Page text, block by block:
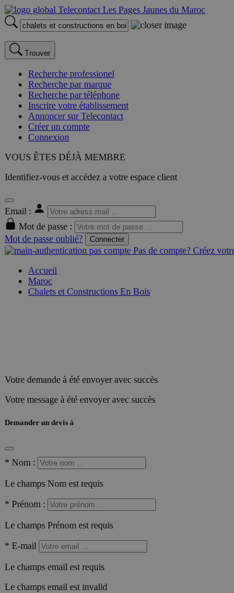
Trouver
Recherche professionel
Recherche par marque
Recherche par téléphone
Inscrire votre établissement
Annoncer sur Telecontact
Créer un compte
Connexion
VOUS ÊTES DÉJÀ MEMBRE
Identifiez-vous et accédez a votre espace client
Email :
Mot de passe :
Mot de passe oublié?
Connecter
Pas de compte? Créez
Accueil
Maroc
Chalets et Constructions En Bois
Votre demande à été envoyer avec succès
Votre message à été envoyer avec succès
Demander un devis à
* Nom :
Le champs Nom est requis
* Prénom :
Le champs Prénom est requis
* E-mail
Le champs email est requis
Le champs email est invalid